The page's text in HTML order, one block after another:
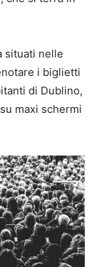
situati nelle
i biglietti
di Dublino,
maxi schermi